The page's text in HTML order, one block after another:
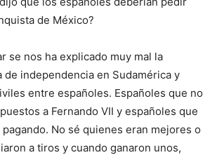
de México?
se nos ha explicado muy mal la
de independencia en Sudamérica y
entre españoles. Españoles que no
a Fernando VII y españoles que
No sé quienes eran mejores o
a tiros y cuando ganaron unos,